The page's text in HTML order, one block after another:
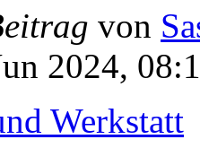
von
2024,
Werkstatt